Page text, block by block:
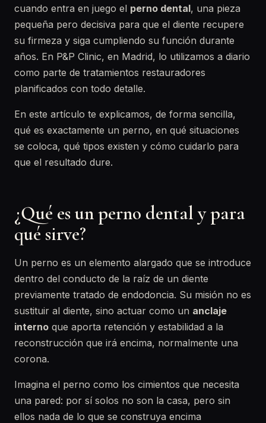
cuando entra en juego el perno dental, una pieza
pequeña pero decisiva para que el diente recupere
su firmeza y siga cumpliendo su función durante
años. En P&P Clinic, en Madrid, lo utilizamos a diario
como parte de tratamientos restauradores
planificados con todo detalle.
En este artículo te explicamos, de forma sencilla,
qué es exactamente un perno, en qué situaciones
se coloca, qué tipos existen y cómo cuidarlo para
que el resultado dure.
¿Qué es un perno dental y para
qué sirve?
Un perno es un elemento alargado que se introduce
dentro del conducto de la raíz de un diente
previamente tratado de endodoncia. Su misión no es
sustituir al diente, sino actuar como un anclaje
interno que aporta retención y estabilidad a la
reconstrucción que irá encima, normalmente una
corona.
Imagina el perno como los cimientos que necesita
una pared: por sí solos no son la casa, pero sin
ellos nada de lo que se construya encima